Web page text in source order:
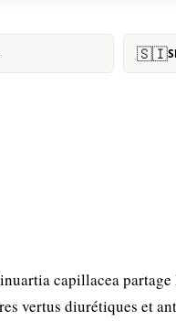
🇸🇮
capillacea
vertus diurétiques et